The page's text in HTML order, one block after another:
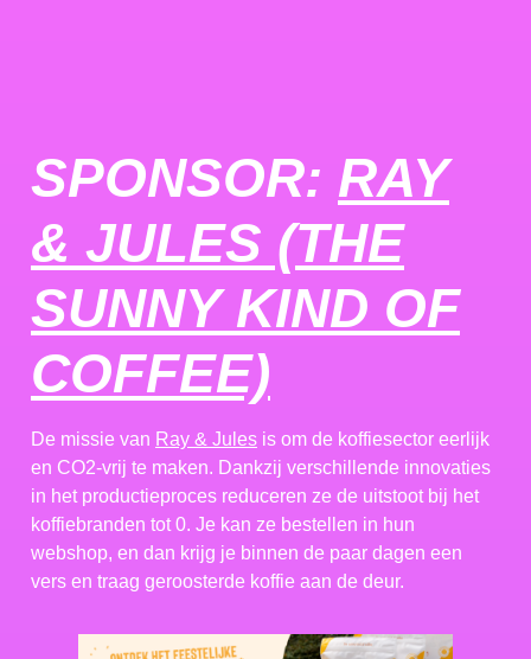
SPONSOR: RAY
& JULES (THE
SUNNY KIND OF
COFFEE)
De missie van Ray & Jules is om de koffiesector eerlijk
en CO2-vrij te maken. Dankzij verschillende innovaties
in het productieproces reduceren ze de uitstoot bij het
koffiebranden tot 0. Je kan ze bestellen in hun
webshop, en dan krijg je binnen de paar dagen een
vers en traag geroosterde koffie aan de deur.